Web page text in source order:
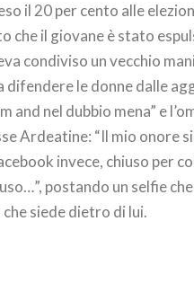
il 20 per cento alle
che il giovane è stato
condiviso un vecchio
difendere le donne dalle
and nel dubbio mena” e
Ardeatine: “Il mio onore
invece, chiuso per
postando un selfie
siede dietro di lui.